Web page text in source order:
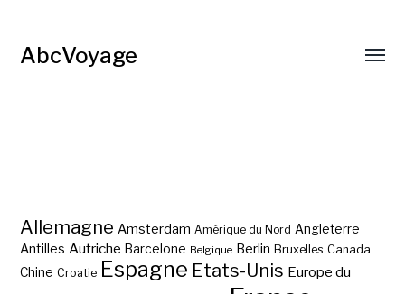
AbcVoyage
Allemagne Amsterdam Amérique du Nord Angleterre
Antilles Autriche Barcelone Belgique Berlin Bruxelles Canada
Chine Croatie Espagne Etats-Unis Europe du